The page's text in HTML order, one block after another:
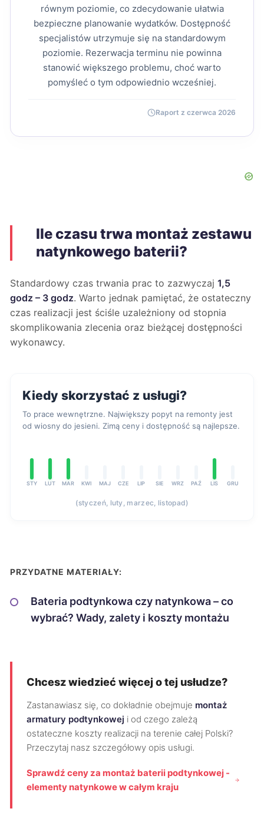
równym poziomie, co zdecydowanie ułatwia
bezpieczne planowanie wydatków. Dostępność
specjalistów utrzymuje się na standardowym
poziomie. Rezerwacja terminu nie powinna
stanowić większego problemu, choć warto
pomyśleć o tym odpowiednio wcześniej.
Raport z czerwca 2026
Ile czasu trwa montaż zestawu
natynkowego baterii?
Standardowy czas trwania prac to zazwyczaj 1,5
godz – 3 godz. Warto jednak pamiętać, że ostateczny
czas realizacji jest ściśle uzależniony od stopnia
skomplikowania zlecenia oraz bieżącej dostępności
wykonawcy.
Kiedy skorzystać z usługi?
To prace wewnętrzne. Największy popyt na remonty jest
od wiosny do jesieni. Zimą ceny i dostępność są najlepsze.
STY LUT MAR KWI MAJ CZE LIP SIE WRZ PAŹ LIS GRU
(styczeń, luty, marzec, listopad)
PRZYDATNE MATERIAŁY:
Bateria podtynkowa czy natynkowa – co
wybrać? Wady, zalety i koszty montażu
Chcesz wiedzieć więcej o tej usłudze?
Zastanawiasz się, co dokładnie obejmuje montaż
armatury podtynkowej i od czego zależą
ostateczne koszty realizacji na terenie całej Polski?
Przeczytaj nasz szczegółowy opis usługi.
Sprawdź ceny za montaż baterii podtynkowej -
elementy natynkowe w całym kraju